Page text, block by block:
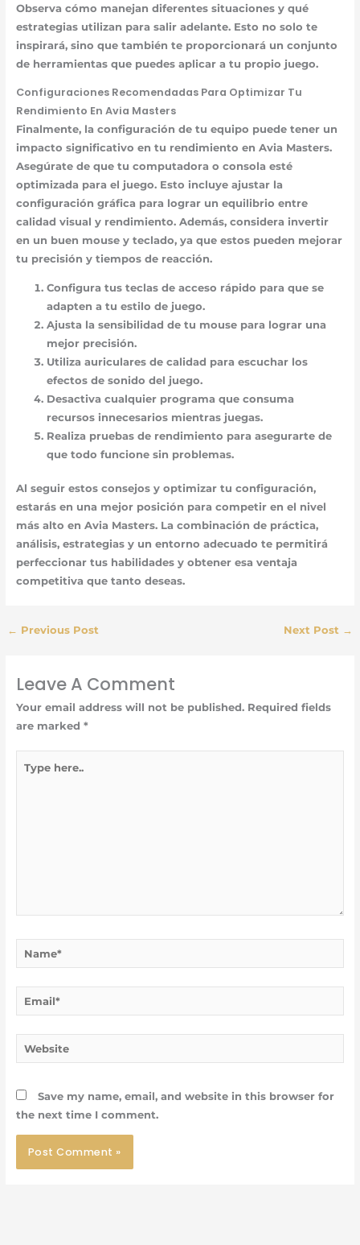
Observa cómo manejan diferentes situaciones y qué
estrategias utilizan para salir adelante. Esto no solo te
inspirará, sino que también te proporcionará un conjunto
de herramientas que puedes aplicar a tu propio juego.
Configuraciones Recomendadas Para Optimizar Tu
Rendimiento En Avia Masters
Finalmente, la configuración de tu equipo puede tener un
impacto significativo en tu rendimiento en Avia Masters.
Asegúrate de que tu computadora o consola esté
optimizada para el juego. Esto incluye ajustar la
configuración gráfica para lograr un equilibrio entre
calidad visual y rendimiento. Además, considera invertir
en un buen mouse y teclado, ya que estos pueden mejorar
tu precisión y tiempos de reacción.
Configura tus teclas de acceso rápido para que se
adapten a tu estilo de juego.
Ajusta la sensibilidad de tu mouse para lograr una
mejor precisión.
Utiliza auriculares de calidad para escuchar los
efectos de sonido del juego.
Desactiva cualquier programa que consuma
recursos innecesarios mientras juegas.
Realiza pruebas de rendimiento para asegurarte de
que todo funcione sin problemas.
Al seguir estos consejos y optimizar tu configuración,
estarás en una mejor posición para competir en el nivel
más alto en Avia Masters. La combinación de práctica,
análisis, estrategias y un entorno adecuado te permitirá
perfeccionar tus habilidades y obtener esa ventaja
competitiva que tanto deseas.
← Previous Post Next Post →
Leave A Comment
Your email address will not be published. Required fields
are marked *
here..
Name*
Email*
Website
Save my name, email, and website in this browser for
the next time I comment.